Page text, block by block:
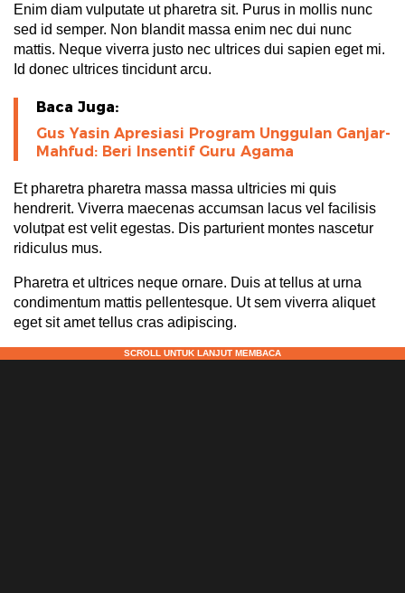
Enim diam vulputate ut pharetra sit. Purus in mollis nunc
sed id semper. Non blandit massa enim nec dui nunc
mattis. Neque viverra justo nec ultrices dui sapien eget mi.
Id donec ultrices tincidunt arcu.
Baca Juga:
Gus Yasin Apresiasi Program Unggulan Ganjar-
Mahfud: Beri Insentif Guru Agama
Et pharetra pharetra massa massa ultricies mi quis
hendrerit. Viverra maecenas accumsan lacus vel facilisis
volutpat est velit egestas. Dis parturient montes nascetur
ridiculus mus.
Pharetra et ultrices neque ornare. Duis at tellus at urna
condimentum mattis pellentesque. Ut sem viverra aliquet
eget sit amet tellus cras adipiscing.